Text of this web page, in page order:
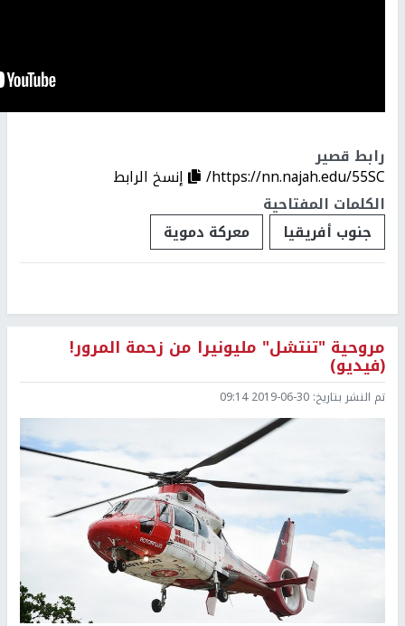
رابط قصير
https://nn.najah.edu/55SC/
إنسخ الرابط
الكلمات المفتاحية
جنوب أفريقيا
معركة دموية
مروحية "تنتشل" مليونيرا من زحمة المرور!
(فيديو)
تم النشر بتاريخ: 2019-06-30 09:14